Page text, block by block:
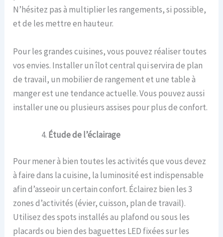
N’hésitez pas à multiplier les rangements, si possible,
et de les mettre en hauteur.
Pour les grandes cuisines, vous pouvez réaliser toutes
vos envies. Installer un îlot central qui servira de plan
de travail, un mobilier de rangement et une table à
manger est une tendance actuelle. Vous pouvez aussi
installer une ou plusieurs assises pour plus de confort.
Étude de l’éclairage
Pour mener à bien toutes les activités que vous devez
à faire dans la cuisine, la luminosité est indispensable
afin d’asseoir un certain confort. Éclairez bien les 3
zones d’activités (évier, cuisson, plan de travail).
Utilisez des spots installés au plafond ou sous les
placards ou bien des baguettes LED fixées sur les